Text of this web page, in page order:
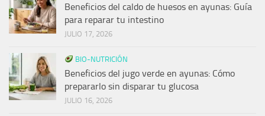
Beneficios del caldo de huesos en ayunas: Guía
para reparar tu intestino
JULIO 17, 2026
BIO-NUTRICIÓN
Beneficios del jugo verde en ayunas: Cómo
prepararlo sin disparar tu glucosa
JULIO 16, 2026